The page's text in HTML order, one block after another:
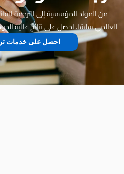
القانونية المعتمدة، نجعل التواصل
الجودة — في الوقت المحدد، كل مرة.
ترجمة معتمدة